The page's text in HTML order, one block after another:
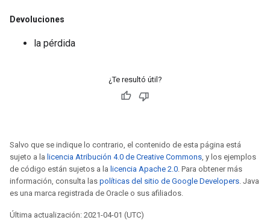
Devoluciones
la pérdida
¿Te resultó útil?
Salvo que se indique lo contrario, el contenido de esta página está
sujeto a la licencia Atribución 4.0 de Creative Commons, y los ejemplos
de código están sujetos a la licencia Apache 2.0. Para obtener más
información, consulta las políticas del sitio de Google Developers. Java
es una marca registrada de Oracle o sus afiliados.
Última actualización: 2021-04-01 (UTC)